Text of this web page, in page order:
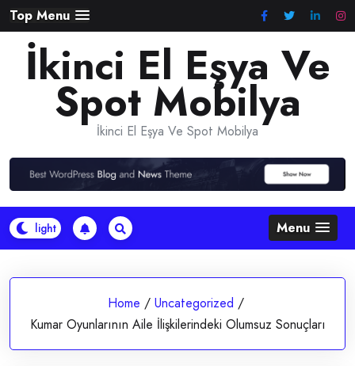
Skip
to
content
Top Menu
İkinci El Eşya Ve
Spot Mobilya
İkinci El Eşya Ve Spot Mobilya
Menu
Home / Uncategorized /
Kumar Oyunlarının Aile İlişkilerindeki Olumsuz Sonuçları